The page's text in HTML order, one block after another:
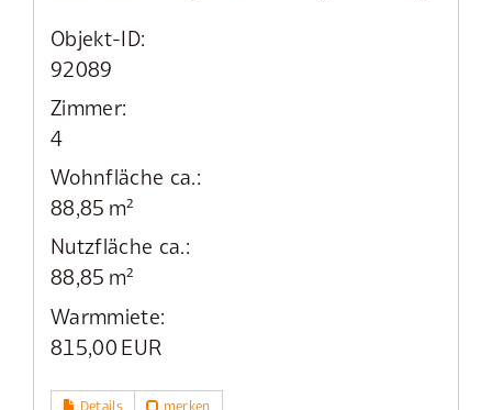
Objekt-ID:
92089
Zimmer:
4
Wohnfläche ca.:
88,85 m²
Nutzfläche ca.:
88,85 m²
Warmmiete:
815,00 EUR
Details merken